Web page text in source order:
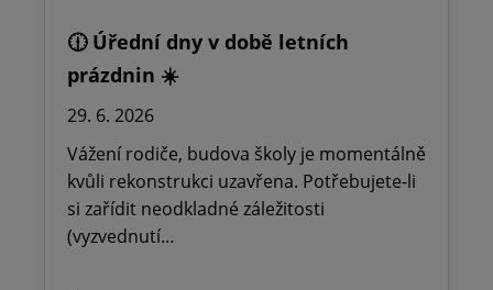
🕧 Úřední dny v době letních
prázdnin ☀️
29. 6. 2026
Vážení rodiče, budova školy je momentálně
kvůli rekonstrukci uzavřena. Potřebujete-li
si zařídit neodkladné záležitosti
(vyzvednutí…